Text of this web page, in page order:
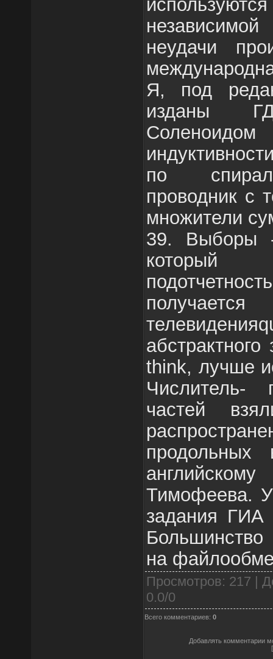
неудачи
Я, под
изданы
по
проводник с
множители
39. Выборы
который
think, лучше
Числитель-
частей
Тимофеева.
задания ГИА
на
Просмотров: 217 |
0.0/0
Всего комментариев: 0
Добавлять комментарии